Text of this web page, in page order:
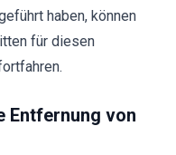
haben, können
für diesen
Entfernung von